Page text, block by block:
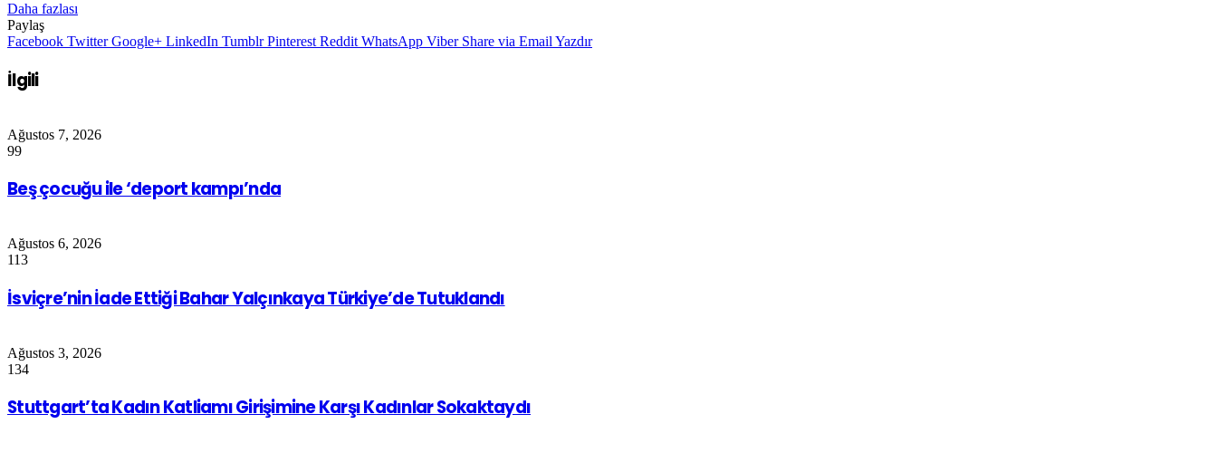
Daha fazlası
Paylaş
Facebook Twitter Google+ LinkedIn Tumblr Pinterest Reddit WhatsApp Viber Share via Email Yazdır
İlgili
Ağustos 7, 2026
99
Beş çocuğu ile ‘deport kampı’nda
Ağustos 6, 2026
113
İsviçre’nin İade Ettiği Bahar Yalçınkaya Türkiye’de Tutuklandı
Ağustos 3, 2026
134
Stuttgart’ta Kadın Katliamı Girişimine Karşı Kadınlar Sokaktaydı